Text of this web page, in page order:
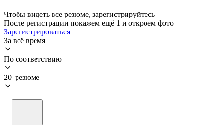
Чтобы видеть все резюме, зарегистрируйтесь
После регистрации покажем ещё 1 и откроем фото
Зарегистрироваться
За всё время
По соответствию
20 резюме